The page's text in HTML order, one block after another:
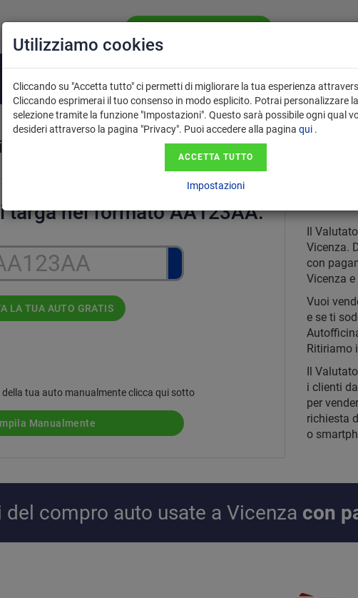
PERCHÉ USARE
IL VALUTATORE?
e acquisto auto usate a Vicenza con
targa nel formato AA123AA.
LA TUA AUTO GRATIS
della tua auto manualmente clicca qui sotto
Manualmente
Il
Il
Vicenza.
con
Vicenza
Vuoi
e se ti
Ritiriamo
Il
i clienti
per
richiesta
o
compro auto usate a Vicenza con
Utilizziamo cookies
Cliccando su "Accetta tutto" ci permetti di migliorare la tua esperienza
Cliccando esprimerai il tuo consenso in modo esplicito. Potrai personalizzare
selezione tramite la funzione "Impostazioni". Questo sarà possibile ogni qual
desideri attraverso la pagina "Privacy". Puoi accedere alla pagina qui .
ACCETTA TUTTO
Impostazioni